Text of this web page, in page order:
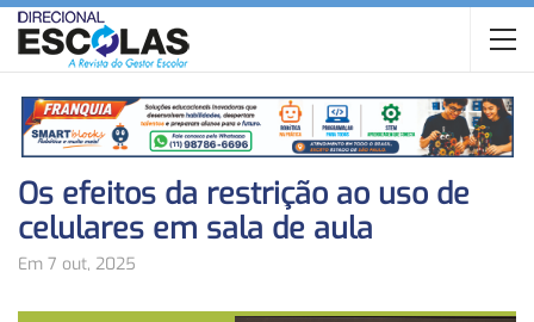
Os efeitos da restrição ao uso de
celulares em sala de aula
Em 7 out, 2025